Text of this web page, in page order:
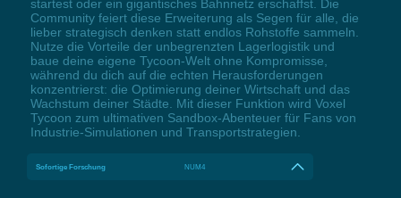
startest oder ein gigantisches Bahnnetz erschaffst. Die
Community feiert diese Erweiterung als Segen für alle, die
lieber strategisch denken statt endlos Rohstoffe sammeln.
Nutze die Vorteile der unbegrenzten Lagerlogistik und
baue deine eigene Tycoon-Welt ohne Kompromisse,
während du dich auf die echten Herausforderungen
konzentrierst: die Optimierung deiner Wirtschaft und das
Wachstum deiner Städte. Mit dieser Funktion wird Voxel
Tycoon zum ultimativen Sandbox-Abenteuer für Fans von
Industrie-Simulationen und Transportstrategien.
Sofortige Forschung NUM4